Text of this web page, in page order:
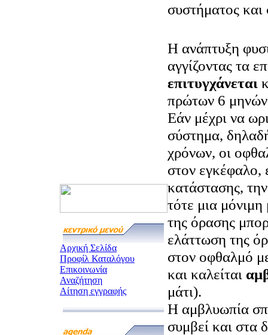
Αρχική Σελίδα
Προφίλ Καταλόγου
Επικοινωνία
Αναζήτηση
Αίτηση εγγραφής
συστήματος
Η ανάπτυξη
αγγίζοντας τα
επιτυγχάνεται
πρώτων 6
Εάν μέχρι να
σύστημα,
χρόνων, οι
στον εγκέφαλο,
κατάστασης,
τότε μια
της όρασης
ελάττωση της
στον οφθαλμό
και καλείται
μάτι).
Η αμβλυωπία
συμβεί και στα